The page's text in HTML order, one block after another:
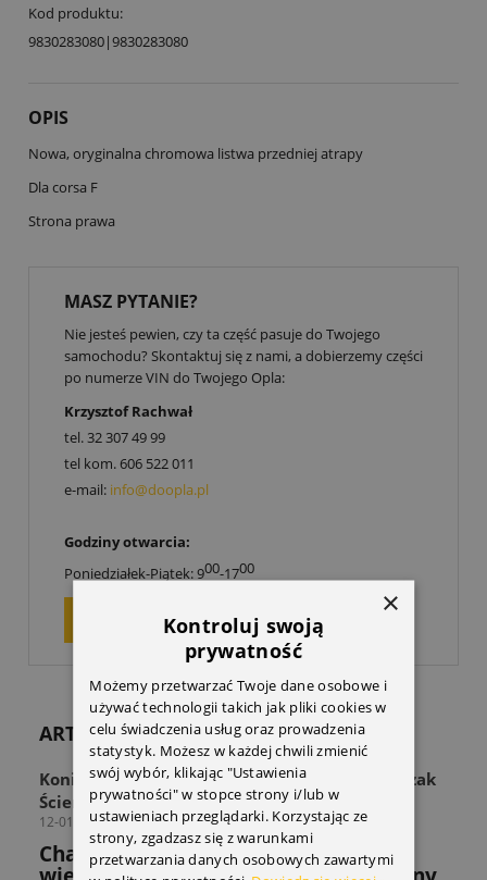
Kod produktu:
9830283080|9830283080
OPIS
Nowa, oryginalna chromowa listwa przedniej atrapy
Dla corsa F
Strona prawa
MASZ PYTANIE?
Nie jesteś pewien, czy ta część pasuje do Twojego
samochodu? Skontaktuj się z nami, a dobierzemy części
po numerze VIN do Twojego Opla:
Krzysztof Rachwał
tel.32 307 49 99
tel kom.606 522 011
e-mail: info@doopla.pl
Godziny otwarcia:
Poniedziałek-Piątek: 900-1700
ZAPYTAJ O PRODUKT
ARTYKUŁY
Koniec z zagraconą przestrzenią! Odkryj Wieszak
Ścienny THULE Wall Hanger
12-01-2026
Chaos w strefie sprzętu? Sprawdź jak
×
Kontroluj swoją
prywatność
Możemy przetwarzać Twoje dane osobowe i
używać technologii takich jak pliki cookies w
celu świadczenia usług oraz prowadzenia
statystyk. Możesz w każdej chwili zmienić
swój wybór, klikając "Ustawienia
prywatności" w stopce strony i/lub w
ustawieniach przeglądarki. Korzystając ze
strony, zgadzasz się z warunkami
przetwarzania danych osobowych zawartymi